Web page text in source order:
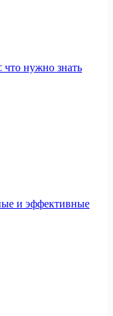
нужно знать
и эффективные